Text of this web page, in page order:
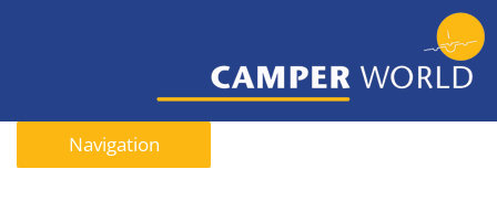
Navigation